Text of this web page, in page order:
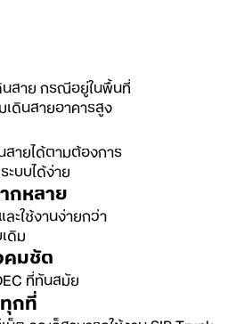
นสาย กรณีอยู่ในพื้นที่
เดินสายอาคารสูง
ายได้ตามต้องการ
ะบบได้ง่าย
หลาย
ะใช้งานง่ายกว่า
ดิม
มชัด
ที่ทันสมัย
กที่